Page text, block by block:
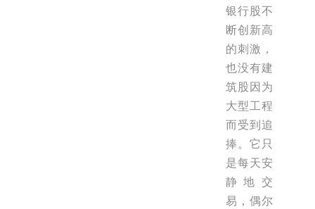
银行股不
断创新高
的刺激，
也没有建
筑股因为
大型工程
而受到追
捧。它只
是每天安
静地交
易，偶尔